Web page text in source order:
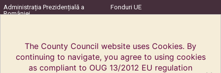
Administrația Prezidențială a
României
Fonduri UE
The County Council website uses Cookies. By
continuing to navigate, you agree to using cookies
as compliant to OUG 13/2012 EU regulation